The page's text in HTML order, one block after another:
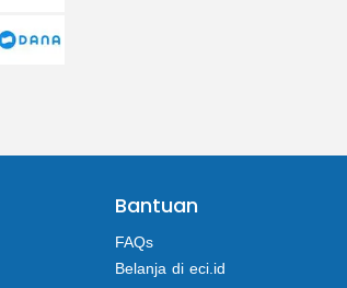
Bantuan
FAQs
Belanja di eci.id